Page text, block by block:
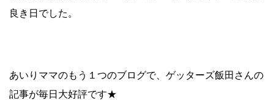
良き日でした。
あいりママのもう１つのブログで、ゲッターズ飯田さんの
記事が毎日大好評です★